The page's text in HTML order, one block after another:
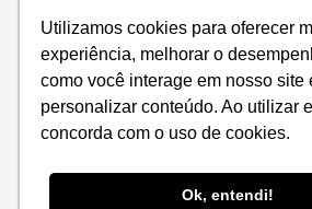
Utilizamos cookies para oferecer
experiência, melhorar o
como você interage em nosso site
personalizar conteúdo. Ao utilizar
concorda com o uso de cookies.
Ok, entendi!
Consulte aqui o cadastro da